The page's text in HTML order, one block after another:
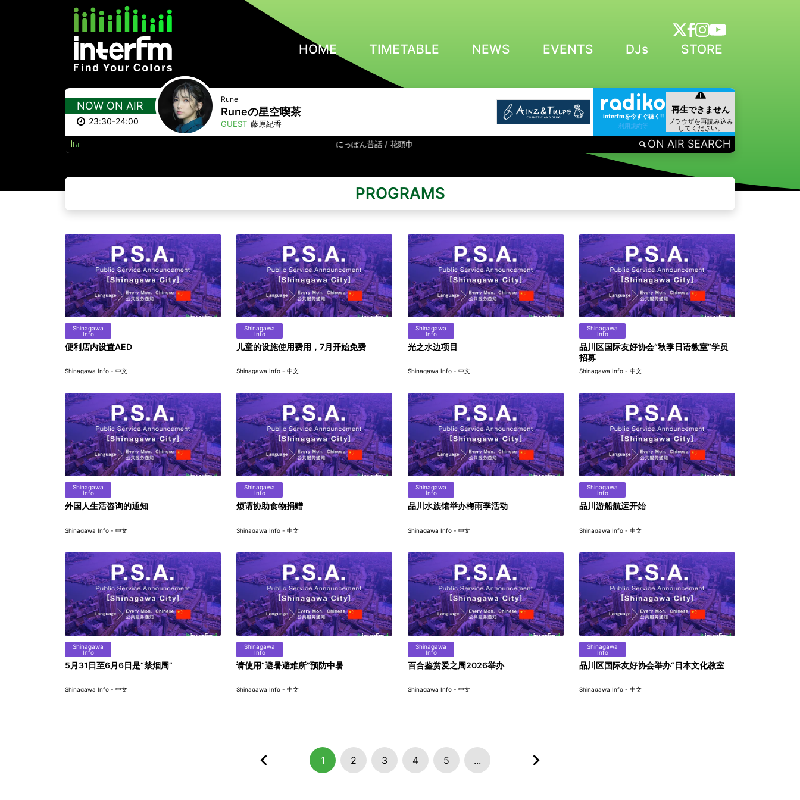
HOME TIMETABLE NEWS EVENTS DJs STORE
NOW ON AIR
23:30-24:00
Rune
Runeの星空喫茶
GUEST 藤原紀香
interfmを今すぐ聴く!!
利用規約等
にっぽん昔話 / 花頭巾 ON AIR SEARCH
PROGRAMS
Shinagawa
Info
便利店内设置AED
Shinagawa Info - 中文
Shinagawa
Info
儿童的设施使用费用，7月开始免费
Shinagawa Info - 中文
Shinagawa
Info
光之水边项目
Shinagawa Info - 中文
Shinagawa
Info
品川区国际友好协会“秋季日语教室”学员
招募
Shinagawa Info - 中文
Shinagawa
Info
外国人生活咨询的通知
Shinagawa Info - 中文
Shinagawa
Info
烦请协助食物捐赠
Shinagawa Info - 中文
Shinagawa
Info
品川水族馆举办梅雨季活动
Shinagawa Info - 中文
Shinagawa
Info
品川游船航运开始
Shinagawa Info - 中文
Shinagawa
Info
5月31日至6月6日是“禁烟周”
Shinagawa Info - 中文
Shinagawa
Info
请使用“避暑避难所”预防中暑
Shinagawa Info - 中文
Shinagawa
Info
百合鉴赏爱之周2026举办
Shinagawa Info - 中文
Shinagawa
Info
品川区国际友好协会举办“日本文化教室
Shinagawa Info - 中文
1 2 3 4 5 ...